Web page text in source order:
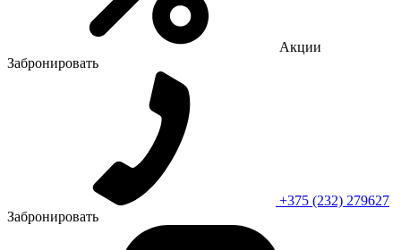
Акции
Забронировать
+375 (232) 279627
Забронировать